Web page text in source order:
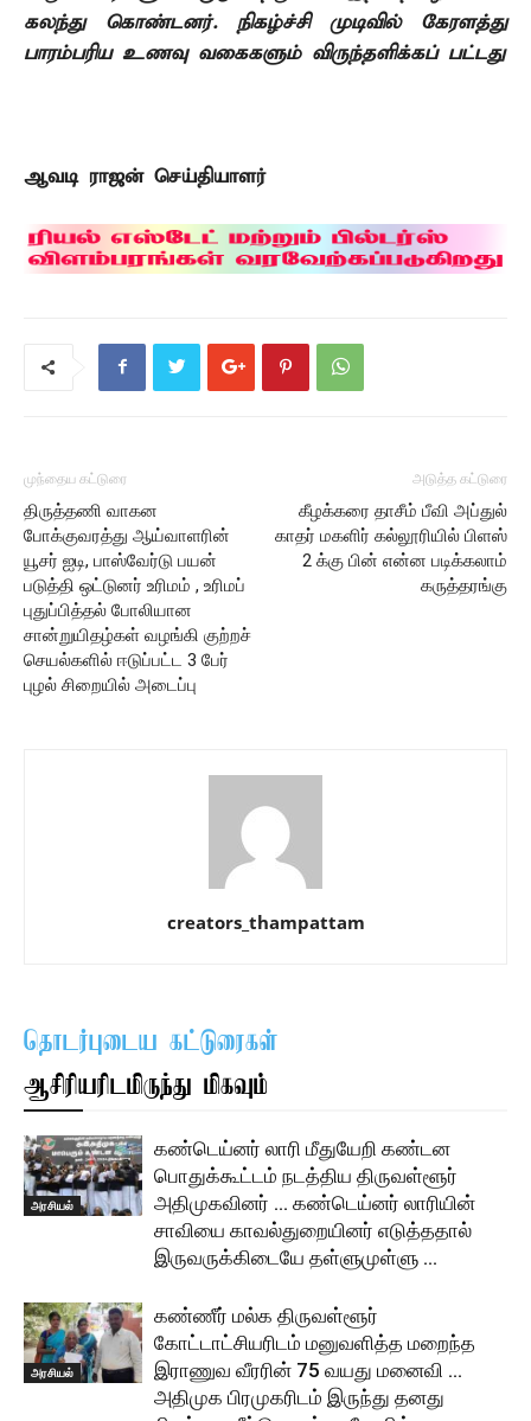
கலந்து கொண்டனர். நிகழ்ச்சி முடிவில் கேரளத்து
பாரம்பரிய உணவு வகைகளும் விருந்தளிக்கப் பட்டது
ஆவடி ராஜன் செய்தியாளர்
முந்தைய கட்டுரை
திருத்தணி வாகன
போக்குவரத்து ஆய்வாளரின்
யூசர் ஐடி, பாஸ்வேர்டு பயன்
படுத்தி ஒட்டுனர் உரிமம் , உரிமப்
புதுப்பித்தல் போலியான
சான்றுயிதழ்கள் வழங்கி குற்றச்
செயல்களில் ஈடுப்பட்ட 3 பேர்
புழல் சிறையில் அடைப்பு
அடுத்த கட்டுரை
கீழக்கரை தாசீம் பீவி அப்துல்
காதர் மகளிர் கல்லூரியில் பிளஸ்
2 க்கு பின் என்ன படிக்கலாம்
கருத்தரங்கு
creators_thampattam
தொடர்புடைய கட்டுரைகள்
ஆசிரியரிடமிருந்து மிகவும்
அரசியல்
கண்டெய்னர் லாரி மீதுயேறி கண்டன
பொதுக்கூட்டம் நடத்திய திருவள்ளூர்
அதிமுகவினர் … கண்டெய்னர் லாரியின்
சாவியை காவல்துறையினர் எடுத்ததால்
இருவருக்கிடையே தள்ளுமுள்ளு …
அரசியல்
கண்ணீர் மல்க திருவள்ளூர்
கோட்டாட்சியரிடம் மனுவளித்த மறைந்த
இராணுவ வீரரின் 75 வயது மனைவி …
அதிமுக பிரமுகரிடம் இருந்து தனது